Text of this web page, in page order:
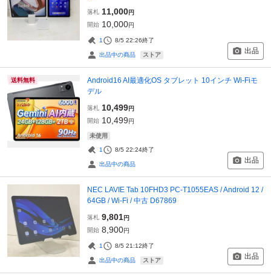
落札 11,000円
開始 10,000円
1 8/5 22:26終了
出品中の商品 ストア 出品
送料無料
Android16 AI最適化OS タブレット 10インチ Wi-Fiモ
デル
落札 10,499円
開始 10,499円
未使用
1 8/5 22:24終了
出品中の商品 出品
NEC LAVIE Tab 10FHD3 PC-T1055EAS / Android 12 /
64GB / Wi-Fi / 中古 D67869
落札 9,801円
開始 8,900円
1 8/5 21:12終了
出品中の商品 ストア 出品